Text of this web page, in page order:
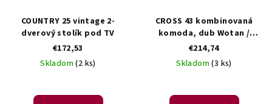
COUNTRY 25 vintage 2-
dverový stolík pod TV
€172,53
Skladom(2 ks)
CROSS 43 kombinovaná
komoda, dub Wotan /
čierna
€214,74
Skladom(3 ks)